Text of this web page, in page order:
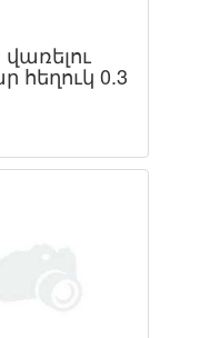
հեղուկ 0.3